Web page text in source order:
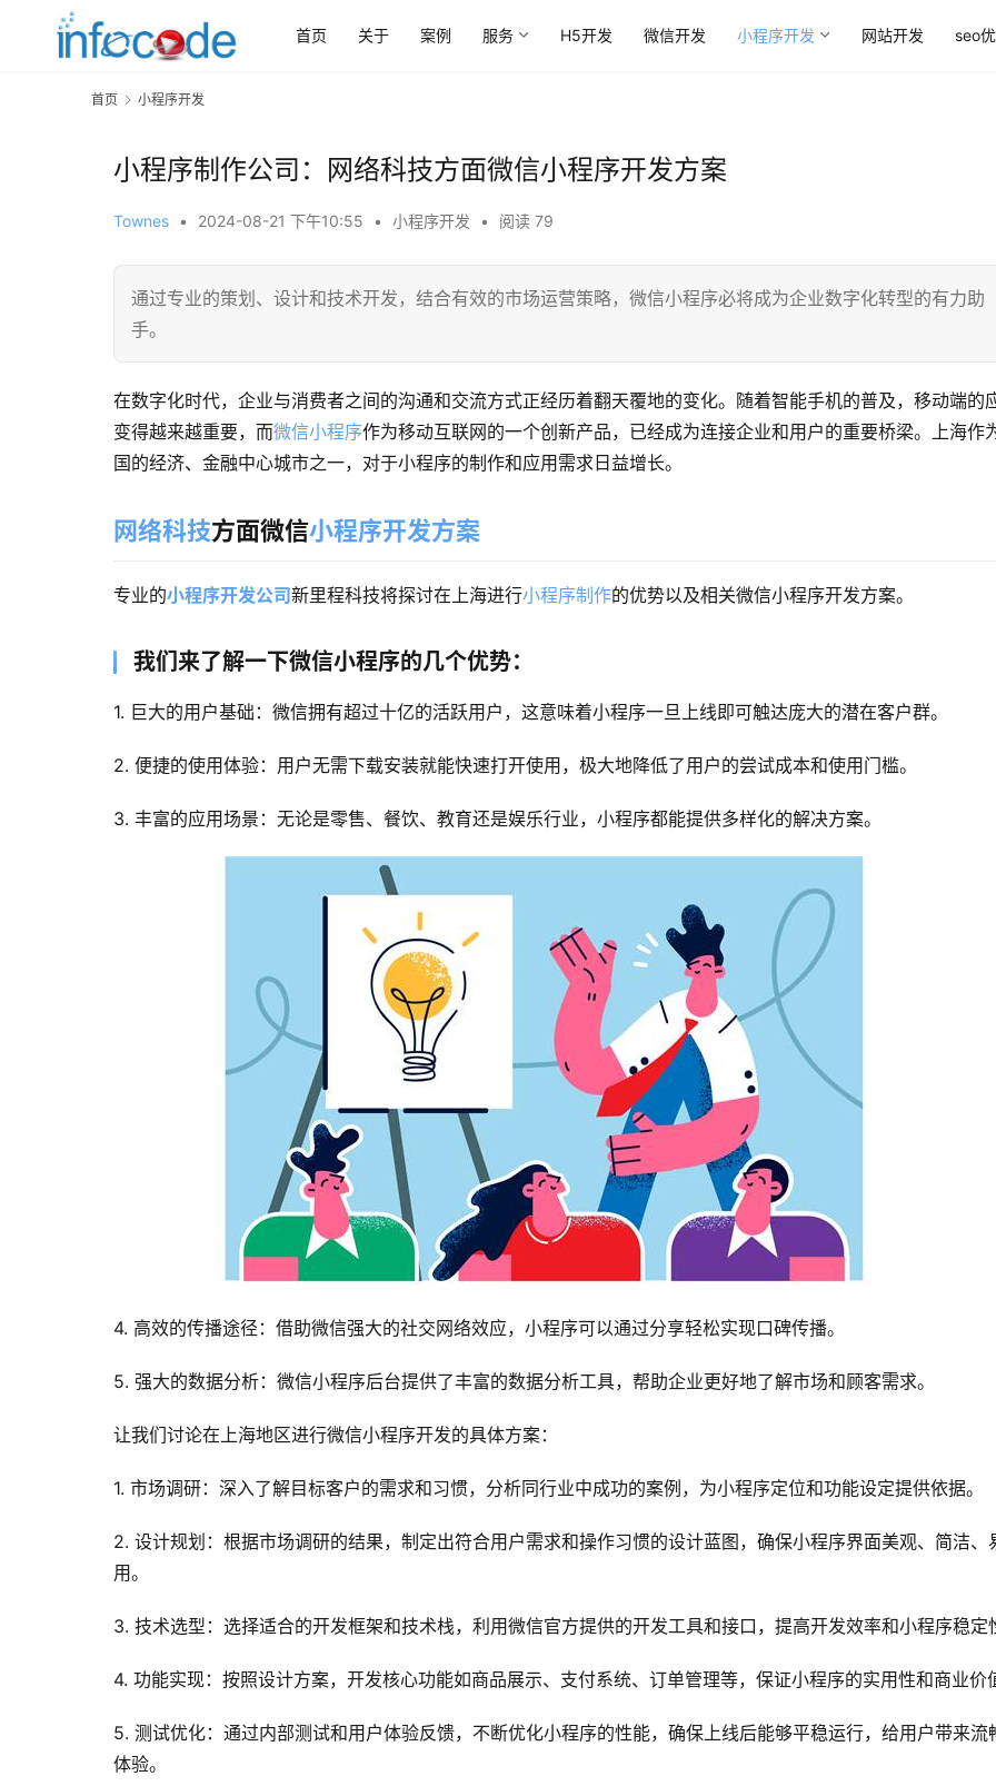
首页 关于 案例 服务 H5开发 微信开发 小程序开发 网站开发 seo
首页 小程序开发
小程序制作公司：网络科技方面微信小程序开发方案
Townes • 2024-08-21 下午10:55 • 小程序开发 • 阅读 79
通过专业的策划、设计和技术开发，结合有效的市场运营策略，微信小程序必将成为企业数字化转型的有力助
手。
在数字化时代，企业与消费者之间的沟通和交流方式正经历着翻天覆地的变化。随着智能手机的普及，移动端的
变得越来越重要，而微信小程序作为移动互联网的一个创新产品，已经成为连接企业和用户的重要桥梁。上海作
国的经济、金融中心城市之一，对于小程序的制作和应用需求日益增长。
网络科技方面微信小程序开发方案
专业的小程序开发公司新里程科技将探讨在上海进行小程序制作的优势以及相关微信小程序开发方案。
我们来了解一下微信小程序的几个优势：
1. 巨大的用户基础：微信拥有超过十亿的活跃用户，这意味着小程序一旦上线即可触达庞大的潜在客户群。
2. 便捷的使用体验：用户无需下载安装就能快速打开使用，极大地降低了用户的尝试成本和使用门槛。
3. 丰富的应用场景：无论是零售、餐饮、教育还是娱乐行业，小程序都能提供多样化的解决方案。
4. 高效的传播途径：借助微信强大的社交网络效应，小程序可以通过分享轻松实现口碑传播。
5. 强大的数据分析：微信小程序后台提供了丰富的数据分析工具，帮助企业更好地了解市场和顾客需求。
让我们讨论在上海地区进行微信小程序开发的具体方案：
1. 市场调研：深入了解目标客户的需求和习惯，分析同行业中成功的案例，为小程序定位和功能设定提供依据。
2. 设计规划：根据市场调研的结果，制定出符合用户需求和操作习惯的设计蓝图，确保小程序界面美观、简洁、
用。
3. 技术选型：选择适合的开发框架和技术栈，利用微信官方提供的开发工具和接口，提高开发效率和小程序稳定
4. 功能实现：按照设计方案，开发核心功能如商品展示、支付系统、订单管理等，保证小程序的实用性和商业价
5. 测试优化：通过内部测试和用户体验反馈，不断优化小程序的性能，确保上线后能够平稳运行，给用户带来流
体验。